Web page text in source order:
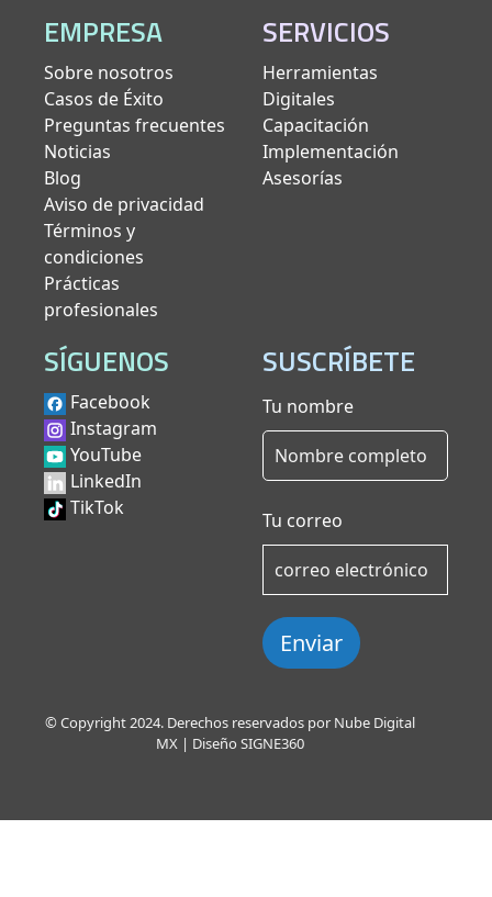
EMPRESA
Sobre nosotros
Casos de Éxito
Preguntas frecuentes
Noticias
Blog
Aviso de privacidad
Términos y
condiciones
Prácticas
profesionales
SERVICIOS
Herramientas
Digitales
Capacitación
Implementación
Asesorías
SÍGUENOS
Facebook
Instagram
YouTube
LinkedIn
TikTok
SUSCRÍBETE
Tu nombre
Tu correo
Enviar
© Copyright 2024. Derechos reservados por Nube Digital
MX | Diseño SIGNE360